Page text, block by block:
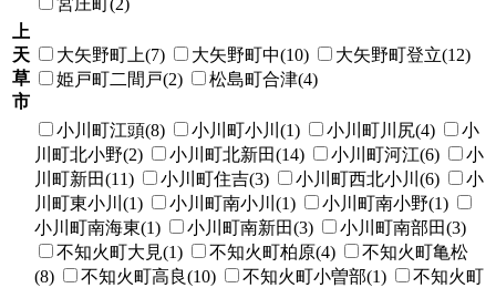
宮庄町(2)
上
天
草
市
大矢野町上(7) 大矢野町中(10)
大矢野町登立(12)
姫戸町二間戸(2)
松島町合津(4)
小川町江頭(8) 小川町小川(1) 小川町川尻(4)
小
川町北小野(2)
小川町北新田(14) 小川町河江(6)
小
川町新田(11)
小川町住吉(3) 小川町西北小川(6)
小
川町東小川(1)
小川町南小川(1)
小川町南小野(1)
小川町南海東(1)
小川町南新田(3)
小川町南部田(3)
不知火町大見(1)
不知火町柏原(4)
不知火町亀松
(8)
不知火町高良(10) 不知火町小曽部(1)
不知火町